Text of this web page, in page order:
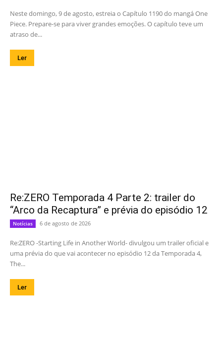
Neste domingo, 9 de agosto, estreia o Capítulo 1190 do mangá One
Piece. Prepare-se para viver grandes emoções. O capítulo teve um
atraso de...
Ler
Re:ZERO Temporada 4 Parte 2: trailer do
“Arco da Recaptura” e prévia do episódio 12
Notícias 6 de agosto de 2026
Re:ZERO -Starting Life in Another World- divulgou um trailer oficial e
uma prévia do que vai acontecer no episódio 12 da Temporada 4,
The...
Ler